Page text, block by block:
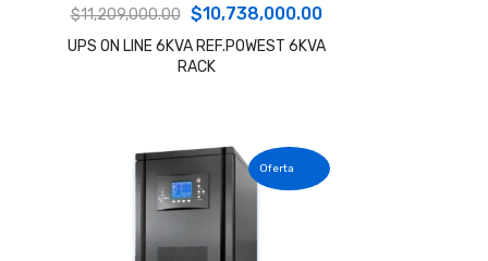
$11,209,000.00 El
precio
original
$10,738,000.00El
precio
UPS ON LINE 6KVA REF.POWEST 6KVA
RACK